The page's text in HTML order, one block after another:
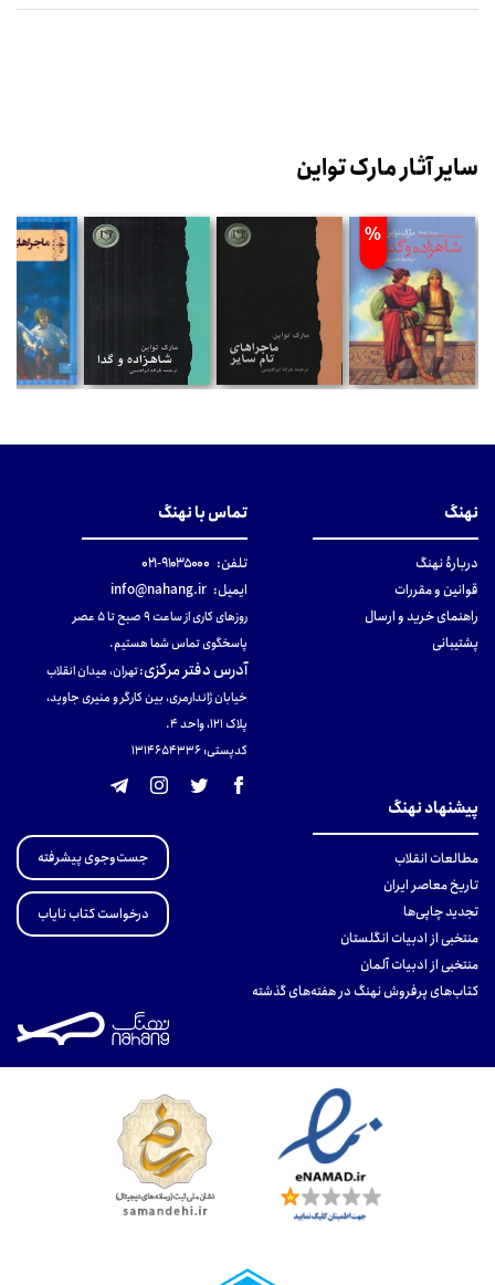
سایر آثار مارک تواین
%
نهنگ
دربارهٔ نهنگ
قوانین و مقررات
راهنمای خرید و ارسال
پشتیبانی
تماس با نهنگ
تلفن: ۹۱۰۳۵۰۰۰-۰۲۱
ایمیل: info@nahang.ir
روزهای کاری از ساعت ۹ صبح تا ۵ عصر
پاسخگوی تماس شما هستیم.
آدرس دفتر مرکزی:تهران، میدان انقلاب
خیابان ژاندارمری، بین کارگر و منیری جاوید،
پلاک 121، واحد ۴.
کدپستی: 131465433۶
پیشنهاد نهنگ
مطالعات انقلاب
تاریخ معاصر ایران
تجدید چاپی‌ها
منتخبی از ادبیات انگلستان
منتخبی از ادبیات آلمان
کتاب‌های پرفروش نهنگ در هفته‌های گذشته
جست‌وجوی پیشرفته
درخواست کتاب نایاب